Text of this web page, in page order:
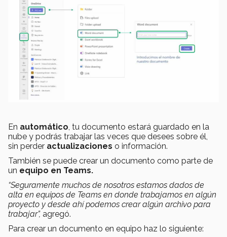
En automático, tu documento estará guardado en la
nube y podrás trabajar las veces que desees sobre él,
sin perder actualizaciones o información.
También se puede crear un documento como parte de
un equipo en Teams.
“Seguramente muchos de nosotros estamos dados de
alta en equipos de Teams en donde trabajamos en algún
proyecto y desde ahí podemos crear algún archivo para
trabajar”, agregó.
Para crear un documento en equipo haz lo siguiente: